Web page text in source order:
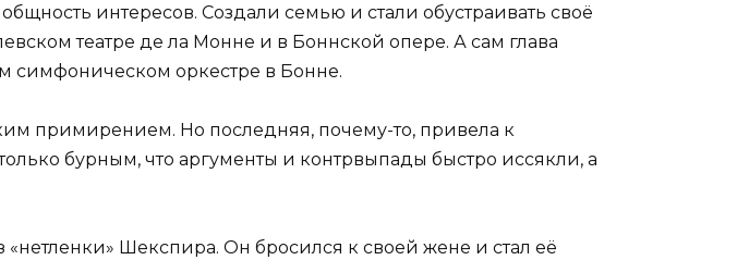
интересов. Создали семью и стали обустраивать своё
театре де ла Монне и в Боннской опере. А сам глава
симфоническом оркестре в Бонне.
примирением. Но последняя, почему-то, привела к
бурным, что аргументы и контрвыпады быстро иссякли, а
Шекспира. Он бросился к своей жене и стал её